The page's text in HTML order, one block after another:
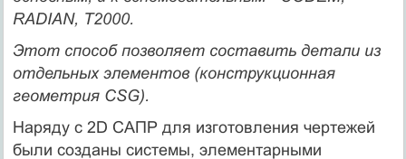
RADIAN, T2000.
Этот способ позволяет составить детали из
отдельных элементов (конструкционная
геометрия CSG).
Наряду с 2D САПР для изготовления чертежей
были созданы системы, элементарными